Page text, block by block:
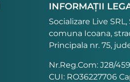
INFORMAȚII
Socializare Live
comuna Icoana,
Principala nr. 75,
Nr.Reg.Com: J28/
CUI: RO36227706